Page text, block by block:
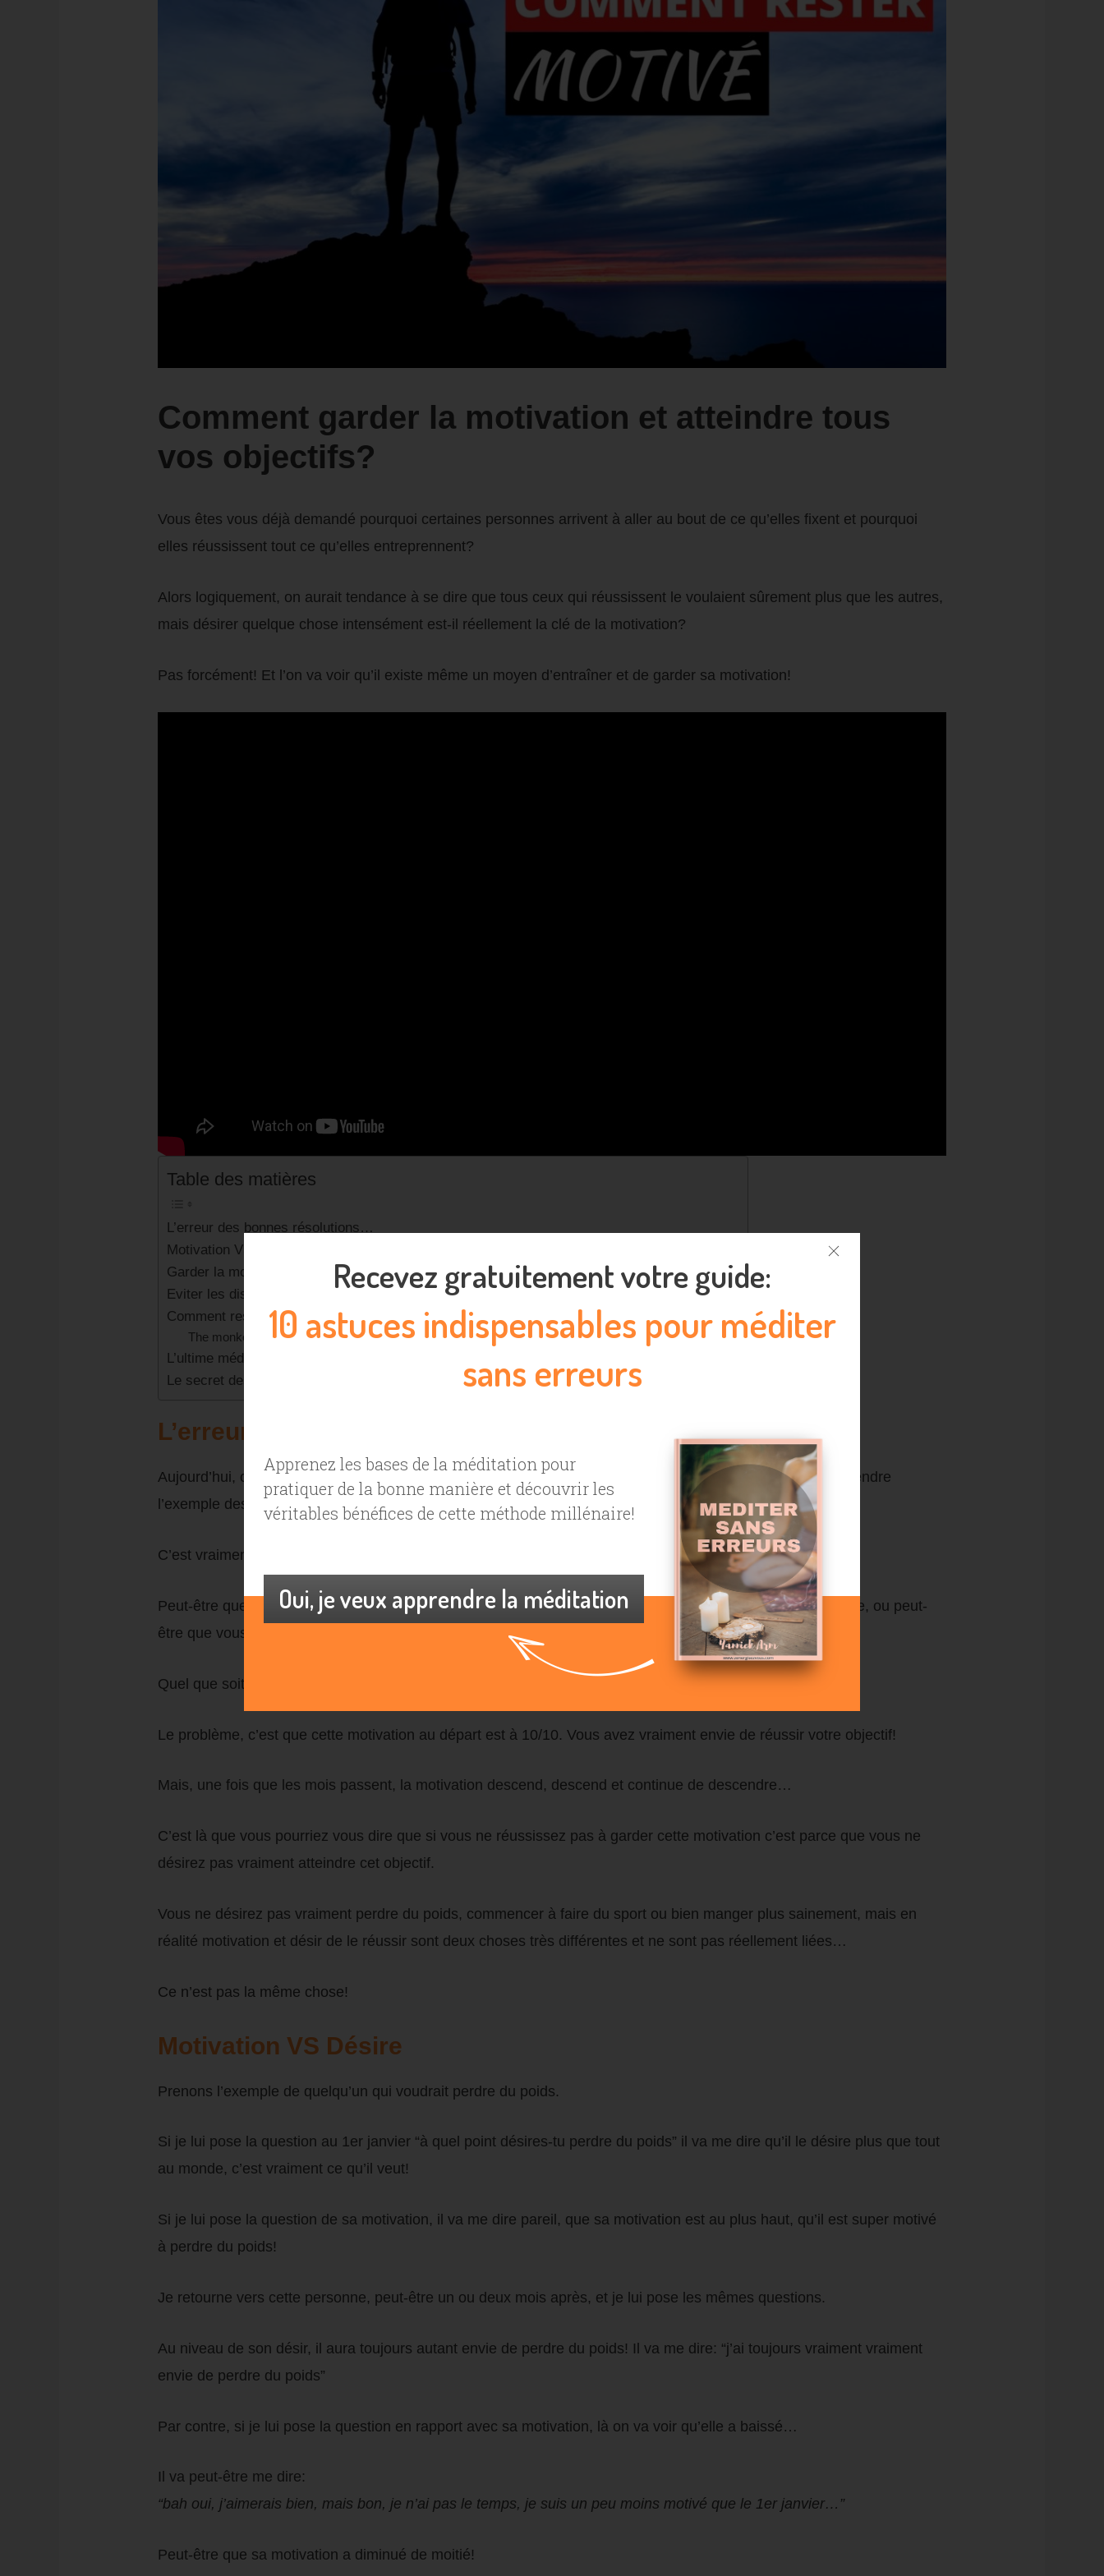
Comment garder la motivation et atteindre tous
vos objectifs?
Vous êtes vous déjà demandé pourquoi certaines personnes arrivent à aller au bout de ce qu’elles fixent et pourquoi
elles réussissent tout ce qu’elles entreprennent?
Alors logiquement, on aurait tendance à se dire que tous ceux qui réussissent le voulaient sûrement plus que les autres,
mais désirer quelque chose intensément est-il réellement la clé de la motivation?
Pas forcément! Et l’on va voir qu’il existe même un moyen d’entraîner et de garder sa motivation!
Table des matières
L’erreur des bonnes résolutions…
Motivation VS Désire
Garder la motivation consciemment
Eviter les distractions
Comment rester focalisé!
The monkey mind
L’ultime méditation pour travailler votre motivation
Le secret des gens qui réussissent
L’erreur des bonnes résolutions…
Aujourd’hui, on va parler de motivation et pour illustrer ce thème large, je me disais qu’il serait parfait de prendre
l’exemple des bonnes résolutions de la nouvelle année.
C’est vraiment l’exemple typique de réussir un objectif grâce à sa motivation…
Peut-être que le 1er janvier vous avez décidé de vous remettre au sport, par exemple deux fois par semaine, ou peut-
être que vous avez décidé d’améliorer votre alimentation ou de perdre du poids, etc.
Quel que soit votre objectif, vous allez avoir besoin d’une bonne motivation pour pouvoir le réaliser!
Le problème, c’est que cette motivation au départ est à 10/10. Vous avez vraiment envie de réussir votre objectif!
Mais, une fois que les mois passent, la motivation descend, descend et continue de descendre…
C’est là que vous pourriez vous dire que si vous ne réussissez pas à garder cette motivation c’est parce que vous ne
désirez pas vraiment atteindre cet objectif.
Vous ne désirez pas vraiment perdre du poids, commencer à faire du sport ou bien manger plus sainement, mais en
réalité motivation et désir de le réussir sont deux choses très différentes et ne sont pas réellement liées…
Ce n’est pas la même chose!
Motivation VS Désire
Prenons l’exemple de quelqu’un qui voudrait perdre du poids.
Si je lui pose la question au 1er janvier “à quel point désires-tu perdre du poids” il va me dire qu’il le désire plus que tout
au monde, c’est vraiment ce qu’il veut!
Si je lui pose la question de sa motivation, il va me dire pareil, que sa motivation est au plus haut, qu’il est super motivé
à perdre du poids!
Je retourne vers cette personne, peut-être un ou deux mois après, et je lui pose les mêmes questions.
Au niveau de son désir, il aura toujours autant envie de perdre du poids! Il va me dire: “j’ai toujours vraiment vraiment
envie de perdre du poids”
Par contre, si je lui pose la question en rapport avec sa motivation, là on va voir qu’elle a baissé…
Il va peut-être me dire:
“bah oui, j’aimerais bien, mais bon, je n’ai pas le temps, je suis un peu moins motivé que le 1er janvier…”
Peut-être que sa motivation a diminué de moitié!
Recevez gratuitement votre guide:
10 astuces indispensables pour méditer
sans erreurs
Apprenez les bases de la méditation pour
pratiquer de la bonne manière et découvrir les
véritables bénéfices de cette méthode millénaire!
Oui, je veux apprendre la méditation